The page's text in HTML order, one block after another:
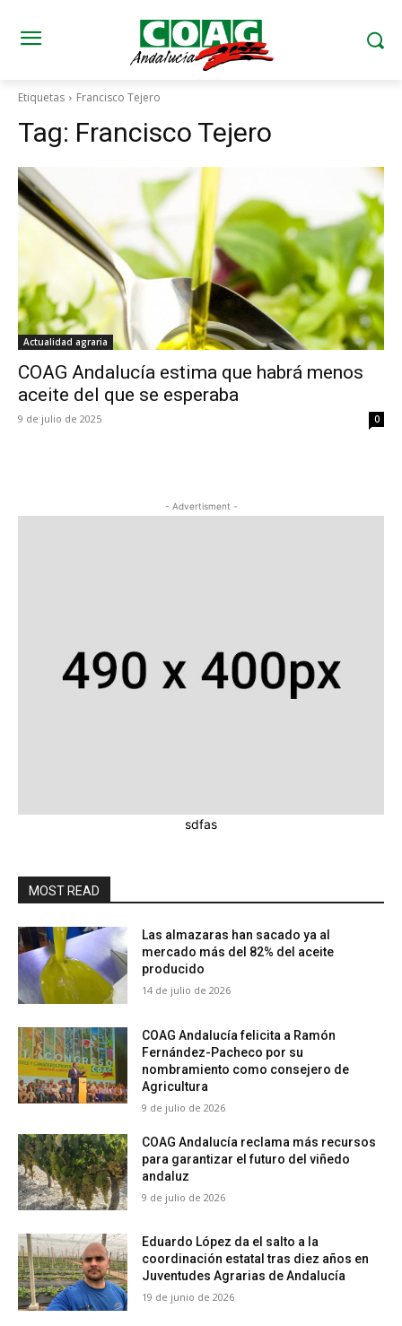
Etiquetas Francisco Tejero
Tag: Francisco Tejero
Actualidad agraria
COAG Andalucía estima que habrá menos
aceite del que se esperaba
9 de julio de 2025 0
- Advertisment -
sdfas
MOST READ
Las almazaras han sacado ya al
mercado más del 82% del aceite
producido
14 de julio de 2026
COAG Andalucía felicita a Ramón
Fernández-Pacheco por su
nombramiento como consejero de
Agricultura
9 de julio de 2026
COAG Andalucía reclama más recursos
para garantizar el futuro del viñedo
andaluz
9 de julio de 2026
Eduardo López da el salto a la
coordinación estatal tras diez años en
Juventudes Agrarias de Andalucía
19 de junio de 2026